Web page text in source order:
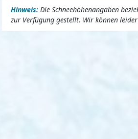
Hinweis: Die Schneehöhenangaben
zur Verfügung gestellt. Wir können